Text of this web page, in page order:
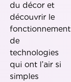
du décor et
découvrir le
fonctionnement
de
technologies
qui ont l’air si
simples